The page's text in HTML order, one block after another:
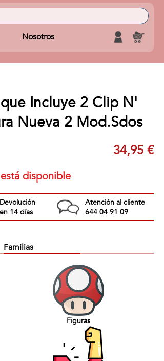
Nosotros
Incluye 2 Clip N'
Nueva 2 Mod.Sdos
34,95 €
disponible
Devolución
en 14 días
Atención al cliente
644 04 91 09
Familias
Figuras